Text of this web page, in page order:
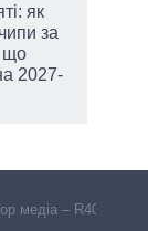
як
за
що
2027-
медіа – R40-